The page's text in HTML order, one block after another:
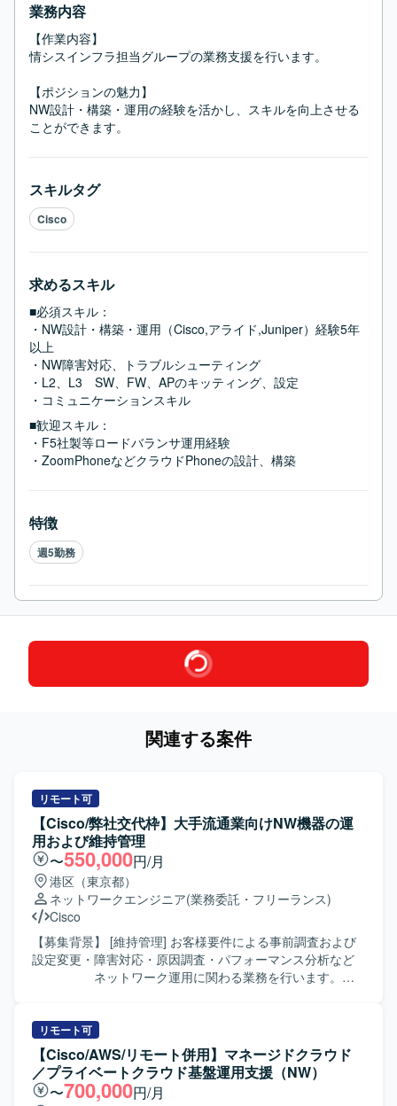
業務内容
【作業内容】
情シスインフラ担当グループの業務支援を行います。
【ポジションの魅力】
NW設計・構築・運用の経験を活かし、スキルを向上させる
ことができます。
スキルタグ
Cisco
求めるスキル
■必須スキル：
・NW設計・構築・運用（Cisco,アライド,Juniper）経験5年
以上
・NW障害対応、トラブルシューティング
・L2、L3　SW、FW、APのキッティング、設定
・コミュニケーションスキル
■歓迎スキル：
・F5社製等ロードバランサ運用経験
・ZoomPhoneなどクラウドPhoneの設計、構築
特徴
週5勤務
関連する案件
リモート可
【Cisco/弊社交代枠】大手流通業向けNW機器の運
用および維持管理
〜550,000円/月
港区（東京都）
ネットワークエンジニア(業務委託・フリーランス)
Cisco
【募集背景】 [維持管理] お客様要件による事前調査および
設定変更・障害対応・原因調査・パフォーマンス分析など
ネットワーク運用に関わる業務を行います。
リモート可
【Cisco/AWS/リモート併用】マネージドクラウド
／プライベートクラウド基盤運用支援（NW）
〜700,000円/月